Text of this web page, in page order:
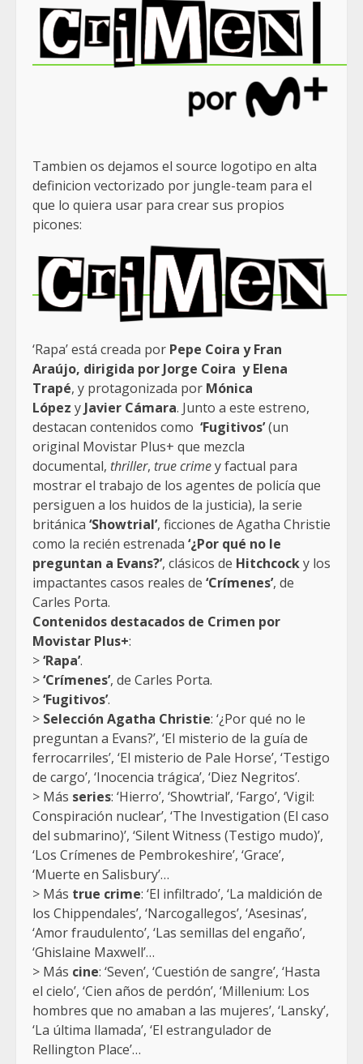
Tambien os dejamos el source logotipo en alta
definicion vectorizado por jungle-team para el
que lo quiera usar para crear sus propios
picones:
‘Rapa’ está creada por Pepe Coira y Fran
Araújo, dirigida por Jorge Coira y Elena
Trapé, y protagonizada por Mónica
López y Javier Cámara. Junto a este estreno,
destacan contenidos como ‘Fugitivos’(un
original Movistar Plus+ que mezcla
documental, thriller, true crimey factual para
mostrar el trabajo de los agentes de policía que
persiguen a los huidos de la justicia), la serie
británica ‘Showtrial’, ficciones de Agatha Christie
como la recién estrenada ‘¿Por qué no le
preguntan a Evans?’, clásicos de Hitchcocky los
impactantes casos reales de ‘Crímenes’, de
Carles Porta.
Contenidos destacados de Crimen por
Movistar Plus+:
>‘Rapa’.
>‘Crímenes’, de Carles Porta.
>‘Fugitivos’.
> Selección Agatha Christie: ‘¿Por qué no le
preguntan a Evans?’, ‘El misterio de la guía de
ferrocarriles’, ‘El misterio de Pale Horse’, ‘Testigo
de cargo’, ‘Inocencia trágica’, ‘Diez Negritos’.
> Más series: ‘Hierro’, ‘Showtrial’, ‘Fargo’, ‘Vigil:
Conspiración nuclear’, ‘The Investigation (El caso
del submarino)’, ‘Silent Witness (Testigo mudo)’,
‘Los Crímenes de Pembrokeshire’, ‘Grace’,
‘Muerte en Salisbury’…
> Más true crime: ‘El infiltrado’, ‘La maldición de
los Chippendales’, ‘Narcogallegos’, ‘Asesinas’,
‘Amor fraudulento’, ‘Las semillas del engaño’,
‘Ghislaine Maxwell’…
> Más cine: ‘Seven’, ‘Cuestión de sangre’, ‘Hasta
el cielo’, ‘Cien años de perdón’, ‘Millenium: Los
hombres que no amaban a las mujeres’, ‘Lansky’,
‘La última llamada’, ‘El estrangulador de
Rellington Place’…